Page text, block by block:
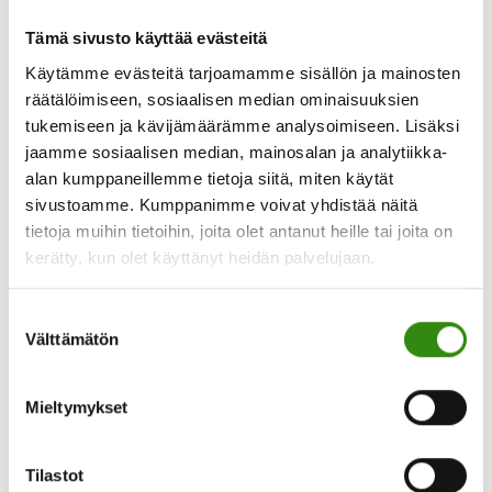
Tämä sivusto käyttää evästeitä
Käytämme evästeitä tarjoamamme sisällön ja mainosten
räätälöimiseen, sosiaalisen median ominaisuuksien
tukemiseen ja kävijämäärämme analysoimiseen. Lisäksi
jaamme sosiaalisen median, mainosalan ja analytiikka-
alan kumppaneillemme tietoja siitä, miten käytät
sivustoamme. Kumppanimme voivat yhdistää näitä
tietoja muihin tietoihin, joita olet antanut heille tai joita on
kerätty, kun olet käyttänyt heidän palvelujaan.
valinta
Välttämätön
Mieltymykset
Tilastot
ollut olemassa Maaseudun tukihenkilöverkko,
jossa vapaaehtoisten kanssasisarten ja -veljien
kanssa voi tuulettaa urautuneita ajatuksiaan.
Itse olen mukana kotiseurakunnassani raha-
asioiden vapaaehtoisena neuvojana.
Neuvonnassamme emme jaa seurakunnan tai
neuvottavillemme avuksi.
MTLH:n organisoimassa Maaseudun tukiverkon
ajatuksia kevennetään mielen päällä olevia huolia.